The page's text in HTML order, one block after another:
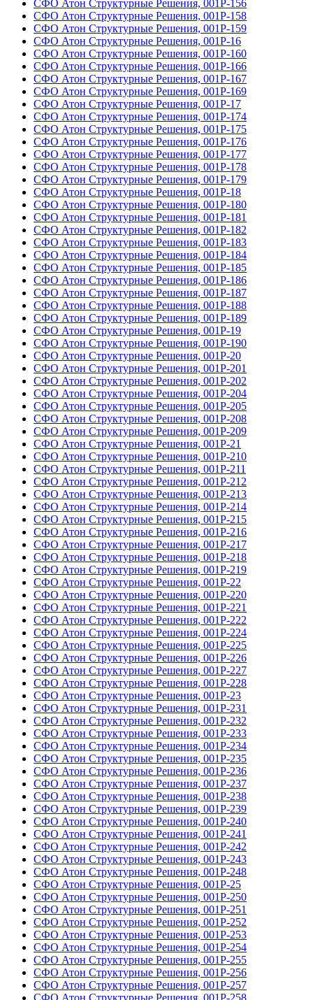
СФО Атон Структурные Решения, 001Р-156
СФО Атон Структурные Решения, 001Р-158
СФО Атон Структурные Решения, 001Р-159
СФО Атон Структурные Решения, 001Р-16
СФО Атон Структурные Решения, 001Р-160
СФО Атон Структурные Решения, 001Р-166
СФО Атон Структурные Решения, 001Р-167
СФО Атон Структурные Решения, 001Р-169
СФО Атон Структурные Решения, 001Р-17
СФО Атон Структурные Решения, 001Р-174
СФО Атон Структурные Решения, 001Р-175
СФО Атон Структурные Решения, 001Р-176
СФО Атон Структурные Решения, 001Р-177
СФО Атон Структурные Решения, 001Р-178
СФО Атон Структурные Решения, 001Р-179
СФО Атон Структурные Решения, 001Р-18
СФО Атон Структурные Решения, 001Р-180
СФО Атон Структурные Решения, 001Р-181
СФО Атон Структурные Решения, 001Р-182
СФО Атон Структурные Решения, 001Р-183
СФО Атон Структурные Решения, 001Р-184
СФО Атон Структурные Решения, 001Р-185
СФО Атон Структурные Решения, 001Р-186
СФО Атон Структурные Решения, 001Р-187
СФО Атон Структурные Решения, 001Р-188
СФО Атон Структурные Решения, 001Р-189
СФО Атон Структурные Решения, 001Р-19
СФО Атон Структурные Решения, 001Р-190
СФО Атон Структурные Решения, 001Р-20
СФО Атон Структурные Решения, 001Р-201
СФО Атон Структурные Решения, 001Р-202
СФО Атон Структурные Решения, 001Р-204
СФО Атон Структурные Решения, 001Р-205
СФО Атон Структурные Решения, 001Р-208
СФО Атон Структурные Решения, 001Р-209
СФО Атон Структурные Решения, 001Р-21
СФО Атон Структурные Решения, 001Р-210
СФО Атон Структурные Решения, 001Р-211
СФО Атон Структурные Решения, 001Р-212
СФО Атон Структурные Решения, 001Р-213
СФО Атон Структурные Решения, 001Р-214
СФО Атон Структурные Решения, 001Р-215
СФО Атон Структурные Решения, 001Р-216
СФО Атон Структурные Решения, 001Р-217
СФО Атон Структурные Решения, 001Р-218
СФО Атон Структурные Решения, 001Р-219
СФО Атон Структурные Решения, 001Р-22
СФО Атон Структурные Решения, 001Р-220
СФО Атон Структурные Решения, 001Р-221
СФО Атон Структурные Решения, 001Р-222
СФО Атон Структурные Решения, 001Р-224
СФО Атон Структурные Решения, 001Р-225
СФО Атон Структурные Решения, 001Р-226
СФО Атон Структурные Решения, 001Р-227
СФО Атон Структурные Решения, 001Р-228
СФО Атон Структурные Решения, 001Р-23
СФО Атон Структурные Решения, 001Р-231
СФО Атон Структурные Решения, 001Р-232
СФО Атон Структурные Решения, 001Р-233
СФО Атон Структурные Решения, 001Р-234
СФО Атон Структурные Решения, 001Р-235
СФО Атон Структурные Решения, 001Р-236
СФО Атон Структурные Решения, 001Р-237
СФО Атон Структурные Решения, 001Р-238
СФО Атон Структурные Решения, 001Р-239
СФО Атон Структурные Решения, 001Р-240
СФО Атон Структурные Решения, 001Р-241
СФО Атон Структурные Решения, 001Р-242
СФО Атон Структурные Решения, 001Р-243
СФО Атон Структурные Решения, 001Р-248
СФО Атон Структурные Решения, 001Р-25
СФО Атон Структурные Решения, 001Р-250
СФО Атон Структурные Решения, 001Р-251
СФО Атон Структурные Решения, 001Р-252
СФО Атон Структурные Решения, 001Р-253
СФО Атон Структурные Решения, 001Р-254
СФО Атон Структурные Решения, 001Р-255
СФО Атон Структурные Решения, 001Р-256
СФО Атон Структурные Решения, 001Р-257